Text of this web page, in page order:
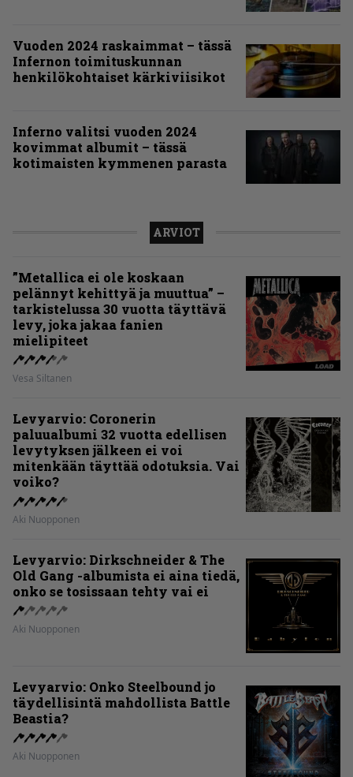
Vuoden 2024 raskaimmat – tässä
Infernon toimituskunnan
henkilökohtaiset kärkiviisikot
Inferno valitsi vuoden 2024
kovimmat albumit – tässä
kotimaisten kymmenen parasta
ARVIOT
”Metallica ei ole koskaan
pelännyt kehittyä ja muuttua” –
tarkistelussa 30 vuotta täyttävä
levy, joka jakaa fanien
mielipiteet
Vesa Siltanen
Levyarvio: Coronerin
paluualbumi 32 vuotta edellisen
levytyksen jälkeen ei voi
mitenkään täyttää odotuksia. Vai
voiko?
Aki Nuopponen
Levyarvio: Dirkschneider & The
Old Gang -albumista ei aina tiedä,
onko se tosissaan tehty vai ei
Aki Nuopponen
Levyarvio: Onko Steelbound jo
täydellisintä mahdollista Battle
Beastia?
Aki Nuopponen